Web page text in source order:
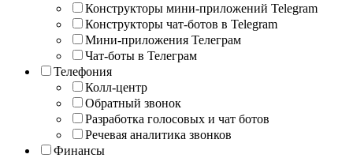
Конструкторы мини-приложений Telegram
Конструкторы чат-ботов в Telegram
Мини-приложения Телеграм
Чат-боты в Телеграм
Телефония
Колл-центр
Обратный звонок
Разработка голосовых и чат ботов
Речевая аналитика звонков
Финансы